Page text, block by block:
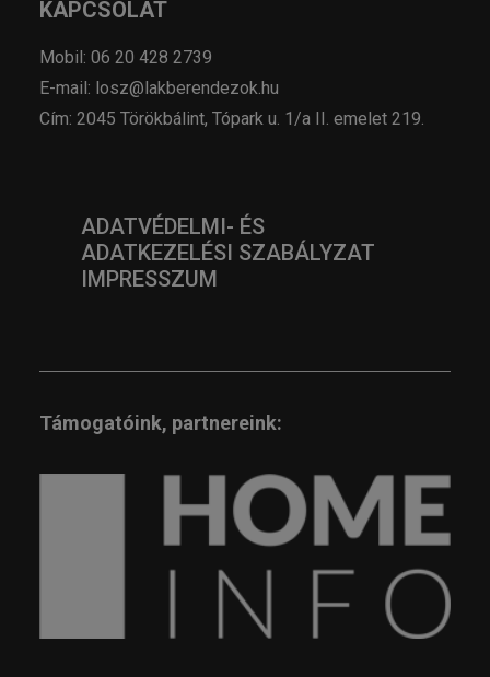
KAPCSOLAT
Mobil: 06 20 428 2739
E-mail: losz@lakberendezok.hu
Cím: 2045 Törökbálint, Tópark u. 1/a II. emelet 219.
ADATVÉDELMI- ÉS
ADATKEZELÉSI SZABÁLYZAT
IMPRESSZUM
Támogatóink, partnereink: